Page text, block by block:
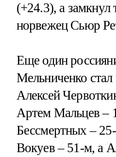
(+24.3), а замкнул
норвежец Сьюр
Еще один
Мельниченко
Алексей
Артем Мальцев –
Бессмертных –
Вокуев – 51-м, а